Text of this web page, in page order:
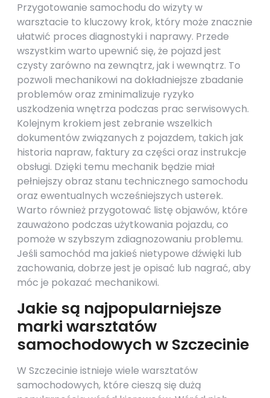
Przygotowanie samochodu do wizyty w
warsztacie to kluczowy krok, który może znacznie
ułatwić proces diagnostyki i naprawy. Przede
wszystkim warto upewnić się, że pojazd jest
czysty zarówno na zewnątrz, jak i wewnątrz. To
pozwoli mechanikowi na dokładniejsze zbadanie
problemów oraz zminimalizuje ryzyko
uszkodzenia wnętrza podczas prac serwisowych.
Kolejnym krokiem jest zebranie wszelkich
dokumentów związanych z pojazdem, takich jak
historia napraw, faktury za części oraz instrukcje
obsługi. Dzięki temu mechanik będzie miał
pełniejszy obraz stanu technicznego samochodu
oraz ewentualnych wcześniejszych usterek.
Warto również przygotować listę objawów, które
zauważono podczas użytkowania pojazdu, co
pomoże w szybszym zdiagnozowaniu problemu.
Jeśli samochód ma jakieś nietypowe dźwięki lub
zachowania, dobrze jest je opisać lub nagrać, aby
móc je pokazać mechanikowi.
Jakie są najpopularniejsze
marki warsztatów
samochodowych w Szczecinie
W Szczecinie istnieje wiele warsztatów
samochodowych, które cieszą się dużą